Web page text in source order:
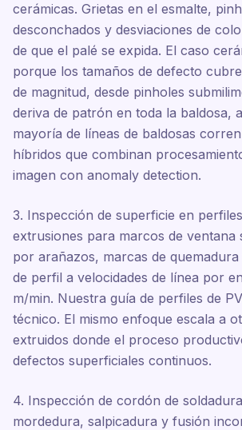
cerámicas. Grietas en el esmalte,
desconchados y desviaciones de
de que el palé se expida. El caso
porque los tamaños de defecto
de magnitud, desde pinholes
deriva de patrón en toda la baldosa,
mayoría de líneas de baldosas
híbridos que combinan
imagen con anomaly detection.
3. Inspección de superficie en
extrusiones para marcos de ventana
por arañazos, marcas de
de perfil a velocidades de línea por
m/min. Nuestra guía de perfiles de
técnico. El mismo enfoque escala a
extruidos donde el proceso
defectos superficiales continuos.
4. Inspección de cordón de
mordedura, salpicadura y fusión